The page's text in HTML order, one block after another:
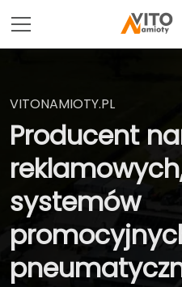
VITONAMIOTY.PL
Producent
systemów
VITONAMIOTY.PL
Producent
systemów